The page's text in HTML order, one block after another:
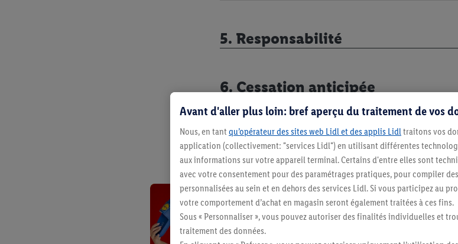
5. Responsabilité
6. Cessation anticipée
7. Droit applicable et juridiction
Avant d'aller plus loin: bref aperçu du traitement de vos
Nous, en tant qu’opérateur des sites web Lidl et des applis Lidltraitons vos
application (collectivement: "services Lidl") en utilisant différentes
aux informations sur votre appareil terminal. Certains d'entre elles sont
avec votre consentement pour des paramétrages pratiques, pour compiler
personnalisées au sein et en dehors des services Lidl. Si vous participez au
votre comportement d’achat en magasin seront également traitées à ces fins.
Sous « Personnaliser », vous pouvez autoriser des finalités individuelles et
traitement des données.